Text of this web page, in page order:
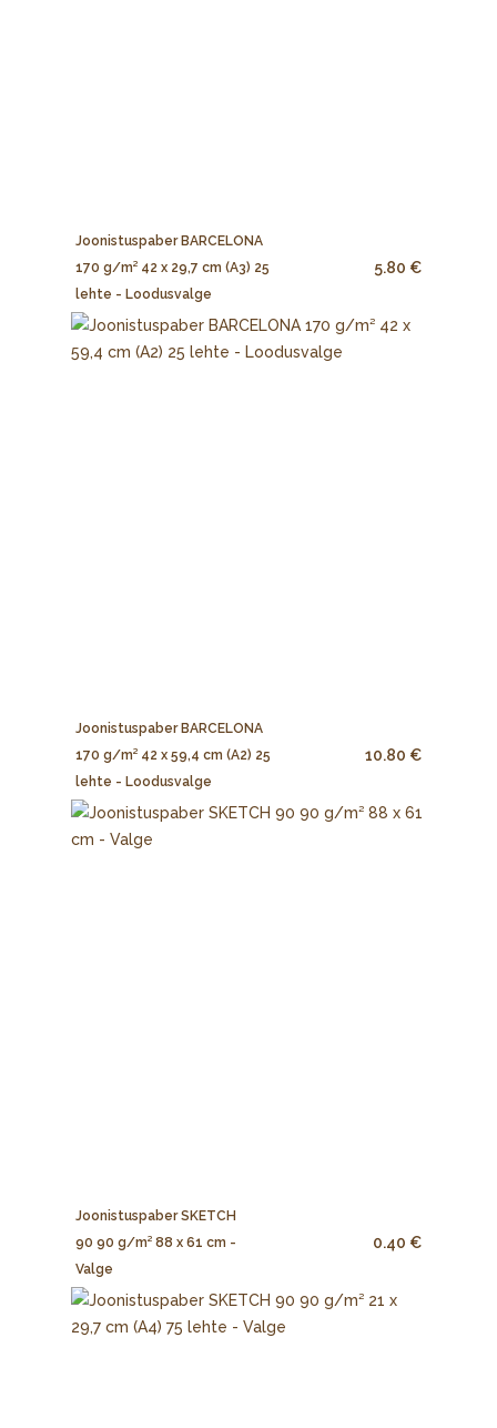
Joonistuspaber BARCELONA
170 g/m² 42 x 29,7 cm (A3) 25
lehte - Loodusvalge
5.80 €
Joonistuspaber BARCELONA
170 g/m² 42 x 59,4 cm (A2) 25
lehte - Loodusvalge
10.80 €
Joonistuspaber SKETCH
90 90 g/m² 88 x 61 cm -
Valge
0.40 €